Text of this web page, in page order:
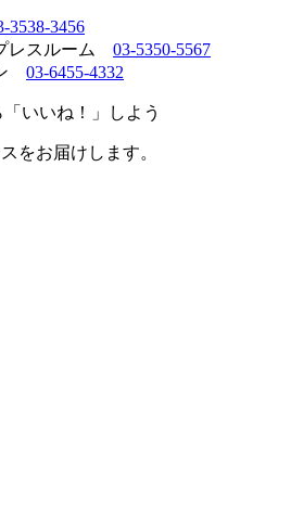
3538-3456
レスルーム 03-5350-5567
03-6455-4332
いいね！」しよう
をお届けします。